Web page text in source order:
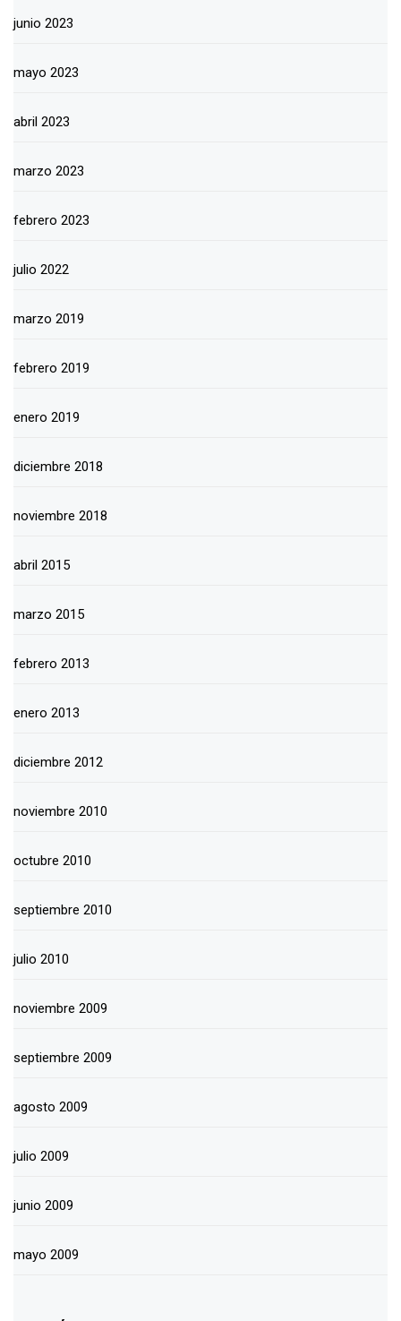
junio 2023
mayo 2023
abril 2023
marzo 2023
febrero 2023
julio 2022
marzo 2019
febrero 2019
enero 2019
diciembre 2018
noviembre 2018
abril 2015
marzo 2015
febrero 2013
enero 2013
diciembre 2012
noviembre 2010
octubre 2010
septiembre 2010
julio 2010
noviembre 2009
septiembre 2009
agosto 2009
julio 2009
junio 2009
mayo 2009